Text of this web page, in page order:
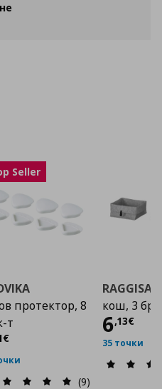
Seller
протектор, 8
т
€
(9)
RAGGISAR
кош, 3 бр/
6,13€
Цена
35 точки